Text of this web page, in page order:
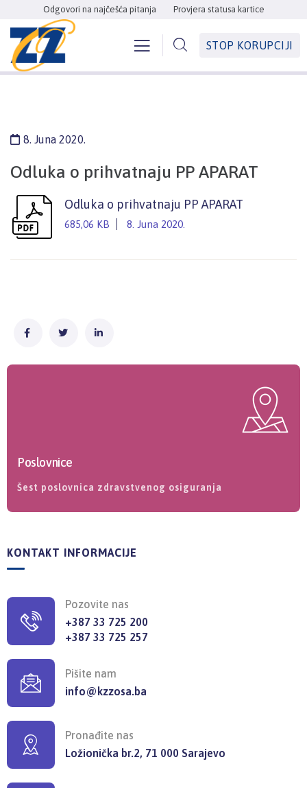
Odgovori na najčešća pitanja Provjera statusa kartice
STOP KORUPCIJI
8. Juna 2020.
Odluka o prihvatnaju PP APARAT
Odluka o prihvatnaju PP APARAT
685,06 KB 8. Juna 2020.
Poslovnice
Šest poslovnica zdravstvenog osiguranja
KONTAKT INFORMACIJE
Pozovite nas
+387 33 725 200
+387 33 725 257
Pišite nam
info@kzzosa.ba
Pronađite nas
Ložionička br.2, 71 000 Sarajevo